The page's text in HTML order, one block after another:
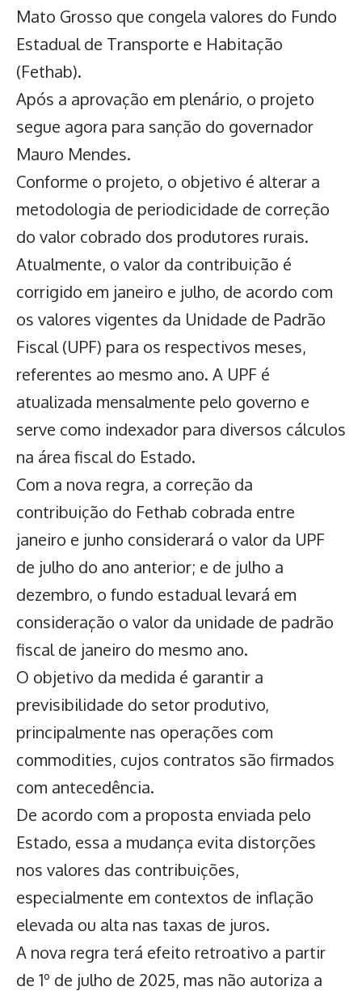
Mato Grosso que congela valores do Fundo
Estadual de Transporte e Habitação
(Fethab).
Após a aprovação em plenário, o projeto
segue agora para sanção do governador
Mauro Mendes.
Conforme o projeto, o objetivo é alterar a
metodologia de periodicidade de correção
do valor cobrado dos produtores rurais.
Atualmente, o valor da contribuição é
corrigido em janeiro e julho, de acordo com
os valores vigentes da Unidade de Padrão
Fiscal (UPF) para os respectivos meses,
referentes ao mesmo ano. A UPF é
atualizada mensalmente pelo governo e
serve como indexador para diversos cálculos
na área fiscal do Estado.
Com a nova regra, a correção da
contribuição do Fethab cobrada entre
janeiro e junho considerará o valor da UPF
de julho do ano anterior; e de julho a
dezembro, o fundo estadual levará em
consideração o valor da unidade de padrão
fiscal de janeiro do mesmo ano.
O objetivo da medida é garantir a
previsibilidade do setor produtivo,
principalmente nas operações com
commodities, cujos contratos são firmados
com antecedência.
De acordo com a proposta enviada pelo
Estado, essa a mudança evita distorções
nos valores das contribuições,
especialmente em contextos de inflação
elevada ou alta nas taxas de juros.
A nova regra terá efeito retroativo a partir
de 1º de julho de 2025, mas não autoriza a